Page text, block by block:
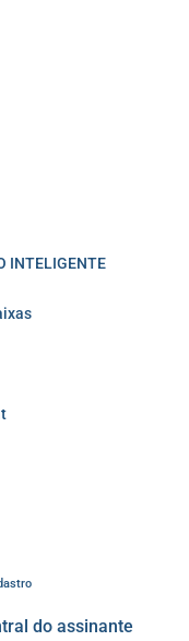
INTELIGENTE
do assinante